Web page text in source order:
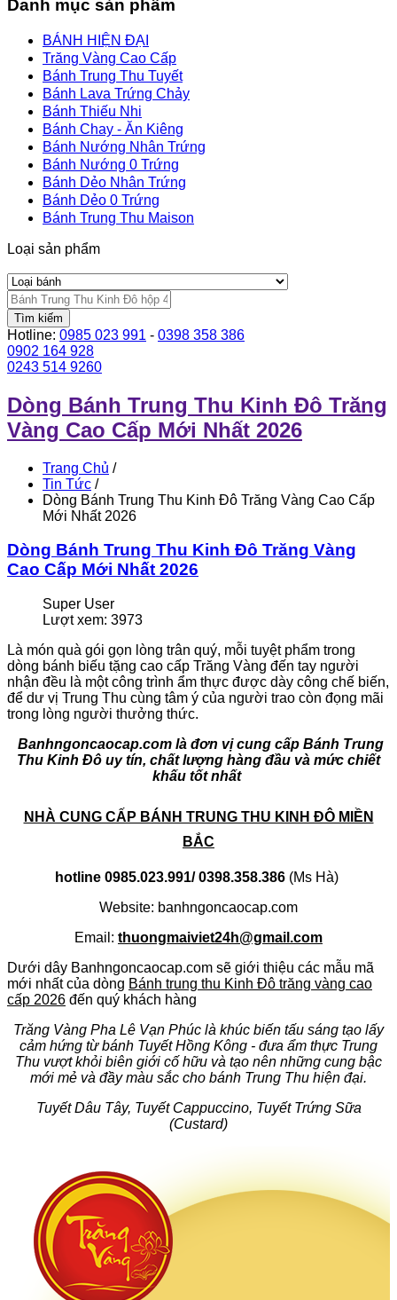
Danh mục sản phẩm
BÁNH HIỆN ĐẠI
Trăng Vàng Cao Cấp
Bánh Trung Thu Tuyết
Bánh Lava Trứng Chảy
Bánh Thiếu Nhi
Bánh Chay - Ăn Kiêng
Bánh Nướng Nhân Trứng
Bánh Nướng 0 Trứng
Bánh Dẻo Nhân Trứng
Bánh Dẻo 0 Trứng
Bánh Trung Thu Maison
Loại sản phẩm
Tìm kiếm
Hotline: 0985 023 991 - 0398 358 386
0902 164 928
0243 514 9260
Dòng Bánh Trung Thu Kinh Đô Trăng
Vàng Cao Cấp Mới Nhất 2026
Trang Chủ /
Tin Tức /
Dòng Bánh Trung Thu Kinh Đô Trăng Vàng Cao Cấp
Mới Nhất 2026
Dòng Bánh Trung Thu Kinh Đô Trăng Vàng
Cao Cấp Mới Nhất 2026
Super User
Lượt xem: 3973
Là món quà gói gọn lòng trân quý, mỗi tuyệt phẩm trong
dòng bánh biếu tặng cao cấp Trăng Vàng đến tay người
nhận đều là một công trình ẩm thực được dày công chế biến,
để dư vị Trung Thu cùng tâm ý của người trao còn đọng mãi
trong lòng người thưởng thức.
Banhngoncaocap.com là đơn vị cung cấp Bánh Trung
Thu Kinh Đô uy tín, chất lượng hàng đầu và mức chiết
khấu tốt nhất
NHÀ CUNG CẤP BÁNH TRUNG THU KINH ĐÔ MIỀN
BẮC
hotline 0985.023.991/ 0398.358.386 (Ms Hà)
Website: banhngoncaocap.com
Email: thuongmaiviet24h@gmail.com
Dưới dây Banhngoncaocap.com sẽ giới thiệu các mẫu mã
mới nhất của dòng Bánh trung thu Kinh Đô trăng vàng cao
cấp 2026 đến quý khách hàng
Trăng Vàng Pha Lê Vạn Phúc là khúc biến tấu sáng tạo lấy
cảm hứng từ bánh Tuyết Hồng Kông - đưa ẩm thực Trung
Thu vượt khỏi biên giới cố hữu và tạo nên những cung bậc
mới mẻ và đầy màu sắc cho bánh Trung Thu hiện đại.
Tuyết Dâu Tây, Tuyết Cappuccino, Tuyết Trứng Sữa
(Custard)